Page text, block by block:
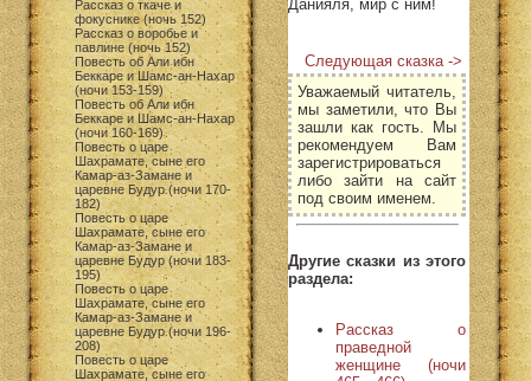
Рассказ о ткаче и
фокуснике (ночь 152)
Рассказ о воробье и
павлине (ночь 152)
Повесть об Али ибн
Беккаре и Шамс-ан-Нахар
(ночи 153-159)
Повесть об Али ибн
Беккаре и Шамс-ан-Нахар
(ночи 160-169)
Повесть о царе
Шахрамате, сыне его
Камар-аз-Замане и
царевне Будур (ночи 170-
182)
Повесть о царе
Шахрамате, сыне его
Камар-аз-Замане и
царевне Будур (ночи 183-
195)
Повесть о царе
Шахрамате, сыне его
Камар-аз-Замане и
царевне Будур (ночи 196-
208)
Повесть о царе
Шахрамате, сыне его
Данияля, мир с ним!
Следующая сказка ->
Уважаемый читатель,
мы заметили, что Вы
зашли как гость. Мы
рекомендуем Вам
зарегистрироваться
либо зайти на сайт
под своим именем.
Другие сказки из этого
раздела:
Рассказ о
праведной
женщине (ночи